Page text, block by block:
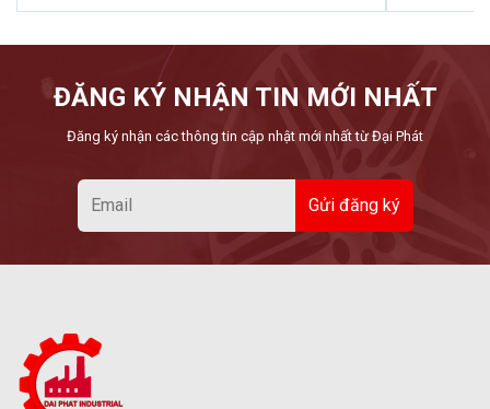
ĐĂNG KÝ NHẬN TIN MỚI NHẤT
Đăng ký nhận các thông tin cập nhật mới nhất từ Đại Phát